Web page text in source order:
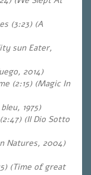
(3:23) (A
sun Eater,
2014)
(2:15) (Magic In
1975)
(Il Dio Sotto
Natures, 2004)
(Time of great